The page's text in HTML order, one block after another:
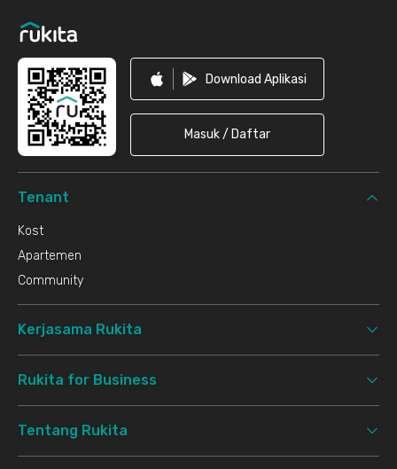
Download Aplikasi
Masuk / Daftar
Tenant
Kost
Apartemen
Community
Kerjasama Rukita
Rukita for Business
Tentang Rukita